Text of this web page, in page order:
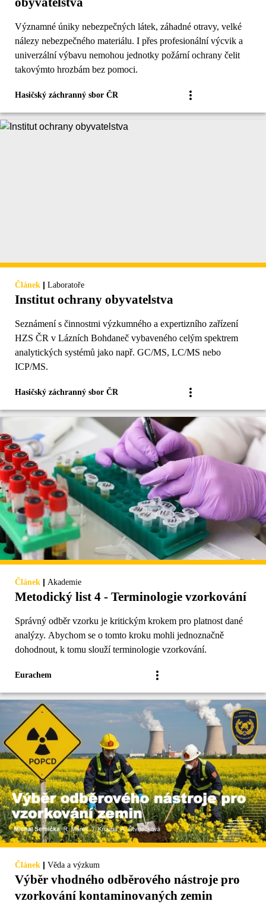
Významné úniky nebezpečných látek, záhadné otravy, velké
nálezy nebezpečného materiálu. I přes profesionální výcvik a
univerzální výbavu nemohou jednotky požární ochrany čelit
takovýmto hrozbám bez pomoci.
Hasičský záchranný sbor ČR
Článek | Laboratoře
Institut ochrany obyvatelstva
Seznámení s činnostmi výzkumného a expertizního zařízení
HZS ČR v Lázních Bohdaneč vybaveného celým spektrem
analytických systémů jako např. GC/MS, LC/MS nebo
ICP/MS.
Hasičský záchranný sbor ČR
Článek | Akademie
Metodický list 4 - Terminologie vzorkování
Správný odběr vzorku je kritickým krokem pro platnost dané
analýzy. Abychom se o tomto kroku mohli jednoznačně
dohodnout, k tomu slouží terminologie vzorkování.
Eurachem
Článek | Věda a výzkum
Výběr vhodného odběrového nástroje pro
vzorkování kontaminovaných zemin